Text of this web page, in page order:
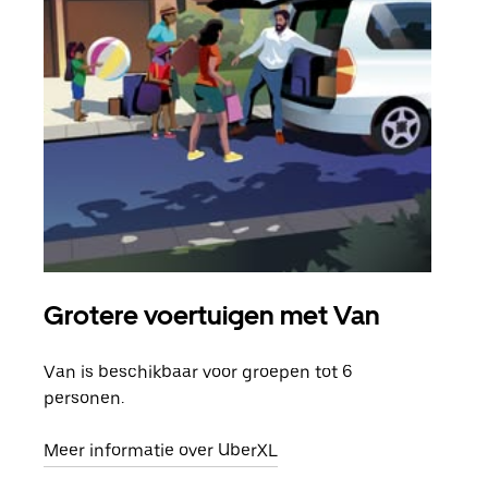
Grotere voertuigen met Van
Van is beschikbaar voor groepen tot 6
personen.
Meer informatie over UberXL